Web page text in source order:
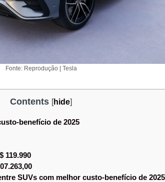
Fonte: Reprodução | Tesla
Contents [hide]
benefício de 2025
119.990
SUVs com melhor custo-benefício de